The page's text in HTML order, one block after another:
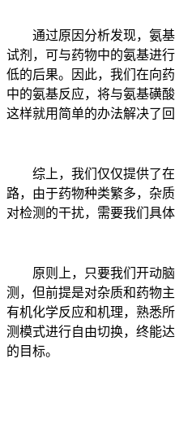
通过原因分析发现，氨基
试剂，可与药物中的氨基进
低的后果。因此，我们在向
中的氨基反应，将与氨基磺
这样就用简单的办法解决了
综上，我们仅仅提供了在
路，由于药物种类繁多，杂
对检测的干扰，需要我们具体
原则上，只要我们开动脑
测，但前提是对杂质和药物
有机化学反应和机理，熟悉
测模式进行自由切换，终能
的目标。